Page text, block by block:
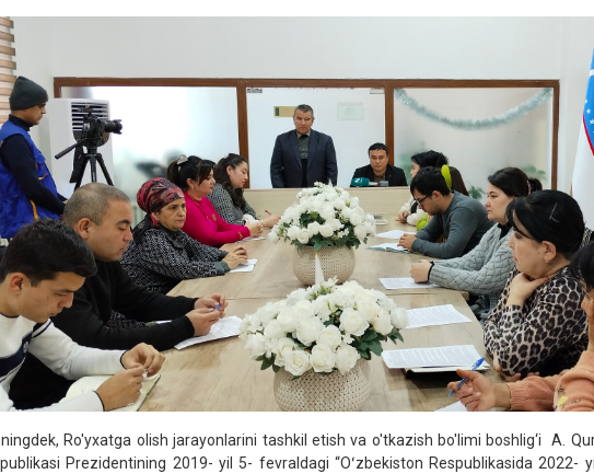
Ro'yxatga olish jarayonlarini tashkil etish va o'tkazish bo'limi boshlig‘i A.
Prezidentining 2019- yil 5- fevraldagi “Oʻzbekiston Respublikasida 2022-